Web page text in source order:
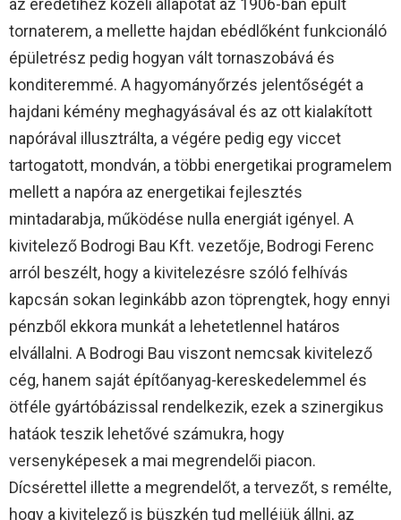
az eredetihez közeli állapotát az 1906-ban épült
tornaterem, a mellette hajdan ebédlőként funkcionáló
épületrész pedig hogyan vált tornaszobává és
konditeremmé. A hagyományőrzés jelentőségét a
hajdani kémény meghagyásával és az ott kialakított
napórával illusztrálta, a végére pedig egy viccet
tartogatott, mondván, a többi energetikai programelem
mellett a napóra az energetikai fejlesztés
mintadarabja, működése nulla energiát igényel. A
kivitelező Bodrogi Bau Kft. vezetője, Bodrogi Ferenc
arról beszélt, hogy a kivitelezésre szóló felhívás
kapcsán sokan leginkább azon töprengtek, hogy ennyi
pénzből ekkora munkát a lehetetlennel határos
elvállalni. A Bodrogi Bau viszont nemcsak kivitelező
cég, hanem saját építőanyag-kereskedelemmel és
ötféle gyártóbázissal rendelkezik, ezek a szinergikus
hatáok teszik lehetővé számukra, hogy
versenyképesek a mai megrendelői piacon.
Dícsérettel illette a megrendelőt, a tervezőt, s remélte,
hogy a kivitelező is büszkén tud melléjük állni, az